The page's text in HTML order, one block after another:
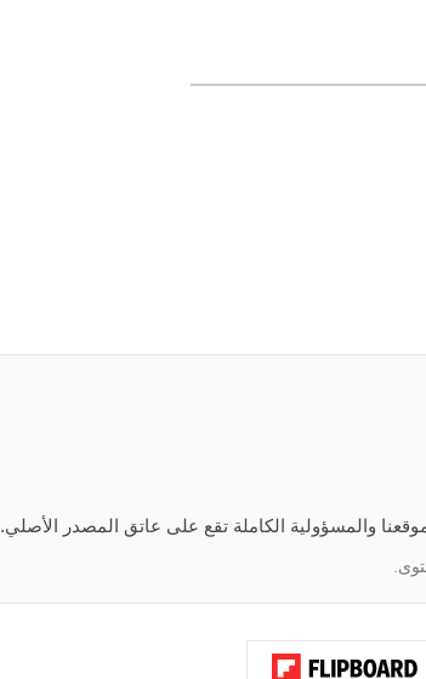
والمسؤولية الكاملة تقع على عاتق المصدر الأصلي.